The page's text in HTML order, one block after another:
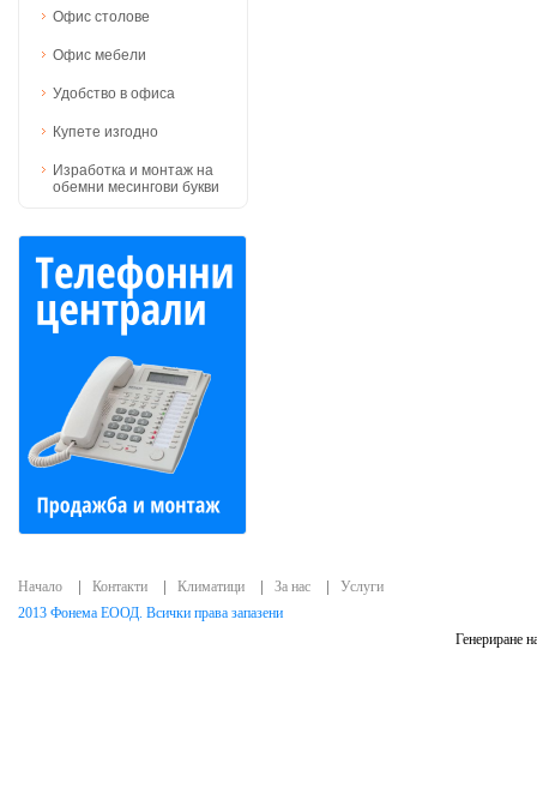
Офис столове
Офис мебели
Удобство в офиса
Купете изгодно
Изработка и монтаж на
обемни месингови букви
Начало Контакти Климатици За нас
Услуги
2013 Фонема ЕООД. Всички права запазени
Генериране